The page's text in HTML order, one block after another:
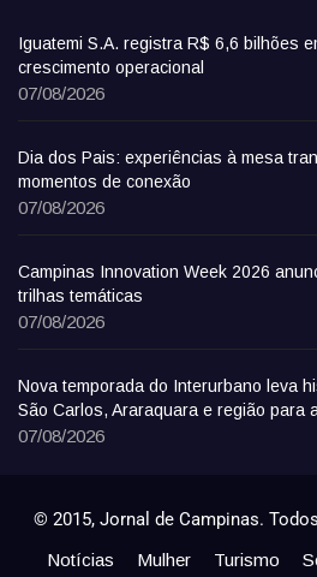
Iguatemi S.A. registra R$ 6,6 bilhões
crescimento operacional
07/08/2026
Dia dos Pais: experiências à mesa
momentos de conexão
07/08/2026
Campinas Innovation Week 2026
trilhas temáticas
07/08/2026
Nova temporada do Interurbano leva
São Carlos, Araraquara e região para
07/08/2026
© 2015, Jornal de Campinas.
Notícias Mulher Turismo